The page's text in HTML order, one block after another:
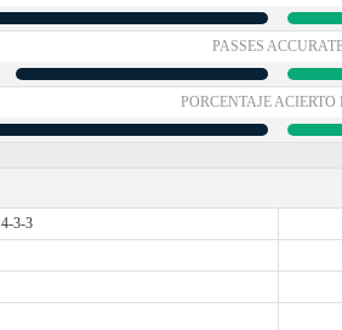
PASSES
PORCENTAJE ACIERTO
4-3-3